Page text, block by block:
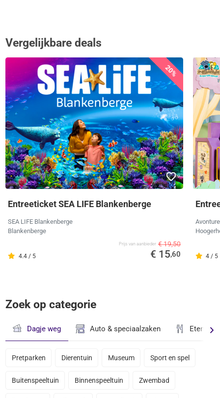
Vergelijkbare deals
20%
Entreeticket SEA LIFE Blankenberge
SEA LIFE Blankenberge
Blankenberge
4.4 / 5
Prijs van aanbieder € 19,50
€ 15,60 4 / 5
Zoek op categorie
Dagje weg Auto & speciaalzaken Eten &
Pretparken Dierentuin Museum Sport en spel
Buitenspeeltuin Binnenspeeltuin Zwembad